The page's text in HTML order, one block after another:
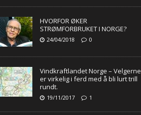
HVORFOR ØKER
STRØMFORBRUKET I NORGE?
24/04/2018 0
Vindkraftlandet Norge – Velgerne
er virkelig i ferd med å bli lurt trill
rundt.
19/11/2017 1